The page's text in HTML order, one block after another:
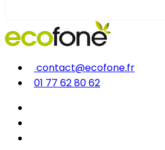
contact@ecofone.fr
01 77 62 80 62